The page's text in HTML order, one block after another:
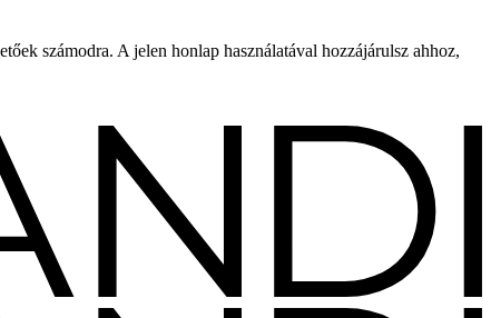
számodra. A jelen honlap használatával hozzájárulsz ahhoz,